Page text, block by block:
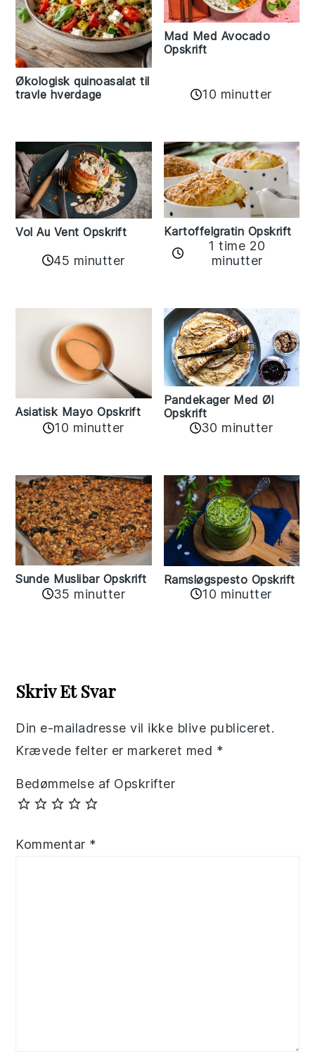
Økologisk quinoasalat til
travle hverdage
Mad Med Avocado
Opskrift
10 minutter
Vol Au Vent Opskrift
45 minutter
Kartoffelgratin Opskrift
1 time 20
minutter
Asiatisk Mayo Opskrift
10 minutter
Pandekager Med Øl
Opskrift
30 minutter
Sunde Muslibar Opskrift
35 minutter
Ramsløgspesto Opskrift
10 minutter
Interactions
Skriv Et Svar
Din e-mailadresse vil ikke blive publiceret.
Krævede felter er markeret med *
Bedømmelse af Opskrifter
Kommentar *